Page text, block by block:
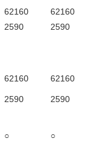
62160
62160
2590
2590
62160
62160
2590
2590
○ ○